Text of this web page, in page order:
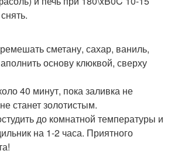
сметану, сахар, ваниль,
основу клюквой, сверху
40 минут, пока заливка не
станет золотистым.
до комнатной температуры и
на 1-2 часа. Приятного